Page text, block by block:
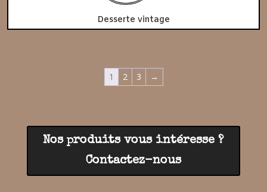
Desserte vintage
1 2 3 →
Nos produits vous intéresse ?
Contactez-nous